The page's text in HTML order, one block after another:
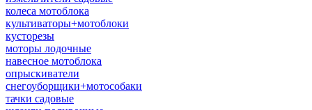
колеса мотоблока
культиваторы+мотоблоки
кусторезы
моторы лодочные
навесное мотоблока
опрыскиватели
снегоуборщики+мотособаки
тачки садовые